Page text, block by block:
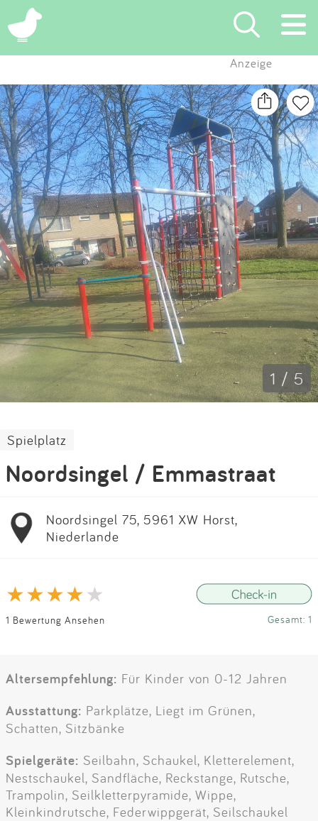
×
Suchen
Eintragen
App
Blog
Partner
Kontakt
Impressum
Anmelden
Anzeige
1 / 5
Spielplatz
Noordsingel / Emmastraat
Noordsingel 75, 5961 XW Horst,
Niederlande
1 Bewertung Ansehen Gesamt: 1
Altersempfehlung: Für Kinder von 0-12 Jahren
Ausstattung: Parkplätze, Liegt im Grünen,
Schatten, Sitzbänke
Spielgeräte: Seilbahn, Schaukel, Kletterelement,
Nestschaukel, Sandfläche, Reckstange, Rutsche,
Trampolin, Seilkletterpyramide, Wippe,
Kleinkindrutsche, Federwippgerät, Seilschaukel